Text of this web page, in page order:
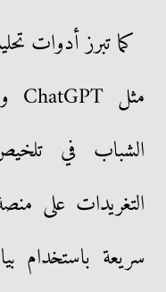
كما تبرز أدوات
الشباب في تلخيص
التغريدات على
سريعة باستخدام